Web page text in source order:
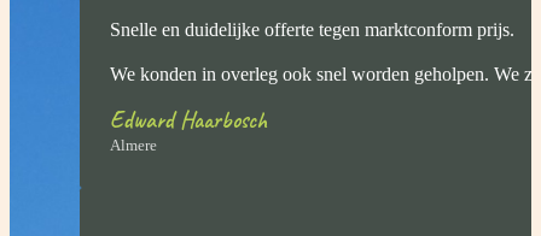
Snelle en duidelijke offerte tegen marktconform prijs.
We konden in overleg ook snel worden geholpen. We
Edward Haarbosch
Almere